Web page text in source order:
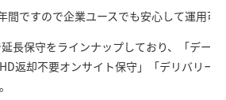
間ですので企業ユースでも安心して運用可
長保守をラインナップしており、「デー
返却不要オンサイト保守」「デリバリー